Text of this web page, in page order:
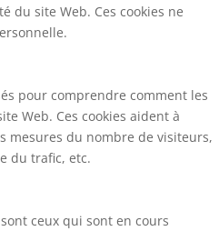
du site Web. Ces cookies ne
pour comprendre comment les
Web. Ces cookies aident à
mesures du nombre de visiteurs,
du trafic, etc.
ceux qui sont en cours